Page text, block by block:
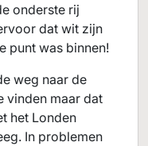
onderste rij
dat wit zijn
punt was binnen!
weg naar de
vinden maar dat
het Londen
In problemen